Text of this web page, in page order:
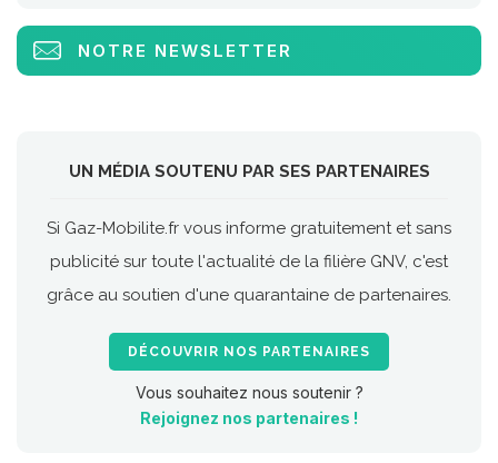
NOTRE NEWSLETTER
UN MÉDIA SOUTENU PAR SES PARTENAIRES
Si Gaz-Mobilite.fr vous informe gratuitement et sans
publicité sur toute l'actualité de la filière GNV, c'est
grâce au soutien d'une quarantaine de partenaires.
DÉCOUVRIR NOS PARTENAIRES
Vous souhaitez nous soutenir ?
Rejoignez nos partenaires !